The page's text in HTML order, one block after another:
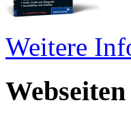
Weitere